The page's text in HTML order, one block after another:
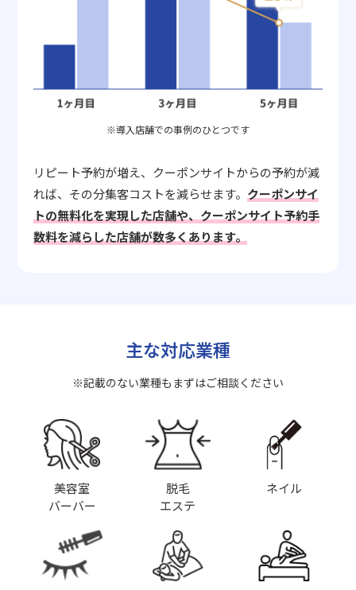
※導入店舗での事例のひとつです
リピート予約が増え、クーポンサイトからの予約が減
れば、その分集客コストを減らせます。クーポンサイ
トの無料化を実現した店舗や、クーポンサイト予約手
数料を減らした店舗が数多くあります。
主な対応業種
※記載のない業種もまずはご相談ください
美容室
バーバー
脱毛
エステ
ネイル